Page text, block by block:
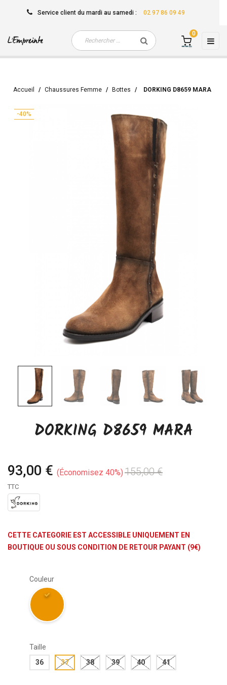
Service client du mardi au samedi : 02 97 86 09 49
☰
0
Accueil Chaussures Femme Bottes DORKING D8659 MARA
-40%
DORKING D8659 MARA
93,00 € Économisez 40% 155,00 €
TTC
CETTE CATEGORIE EST ACCESSIBLE UNIQUEMENT EN
BOUTIQUE OU SOUS CONDITION DE RETOUR PAYANT (9€)
Couleur
Taille
36
37 38 39 40 41